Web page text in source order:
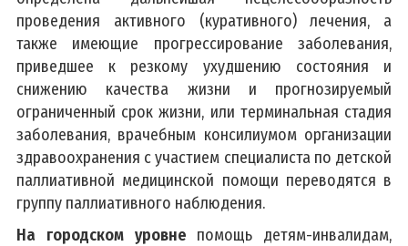
проведения активного (куративного) лечения, а
также имеющие прогрессирование заболевания,
приведшее к резкому ухудшению состояния и
снижению качества жизни и прогнозируемый
ограниченный срок жизни, или терминальная стадия
заболевания, врачебным консилиумом организации
здравоохранения с участием специалиста по детской
паллиативной медицинской помощи переводятся в
группу паллиативного наблюдения.
На городском уровне помощь детям-инвалидам,